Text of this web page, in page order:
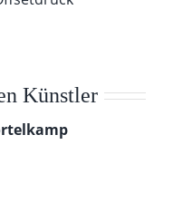
Künstler